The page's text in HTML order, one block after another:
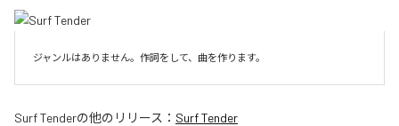
ジャンルはありません。作詞をして、曲を作ります。
Surf Tenderの他のリリース： Surf Tender